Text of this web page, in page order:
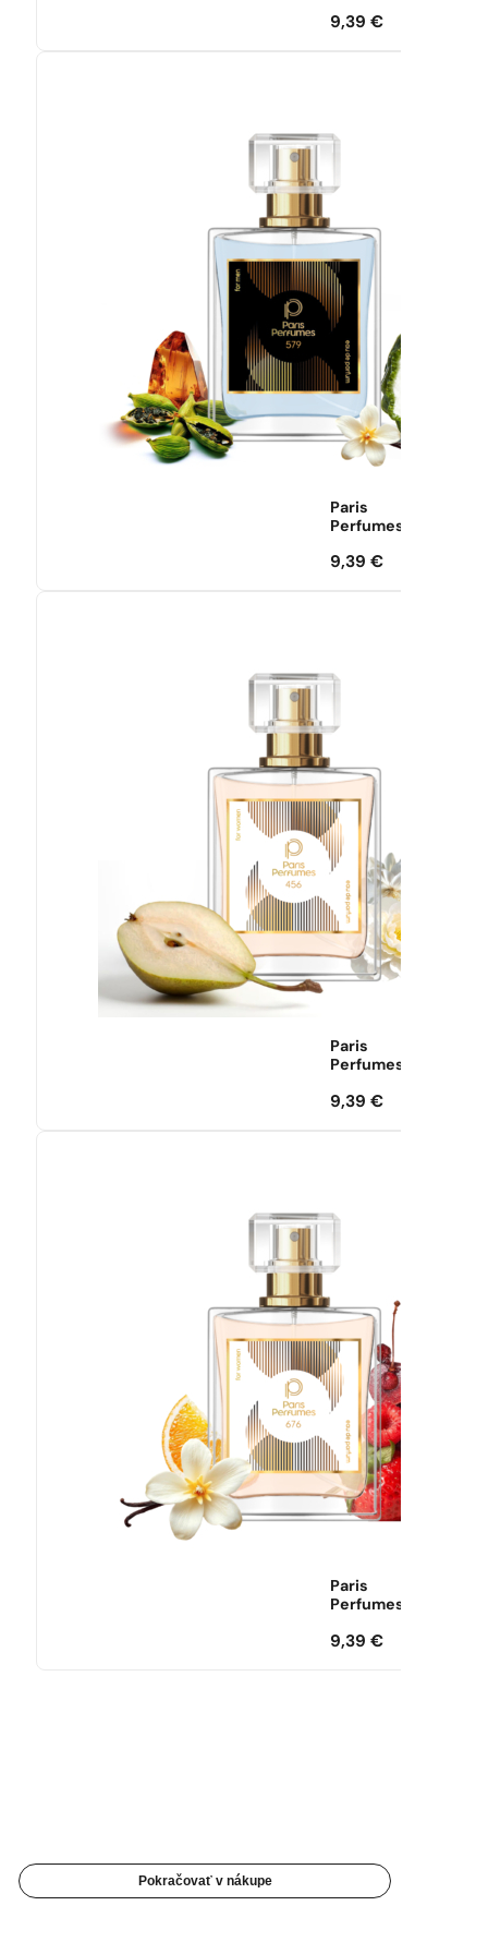
9,39€
Paris
Perfumes
9,39€
Paris
Perfumes
9,39€
Paris
Perfumes
9,39€
Pokračovať v nákupe